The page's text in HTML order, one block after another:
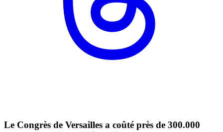
Le Congrès de Versailles a coûté près de 300.000